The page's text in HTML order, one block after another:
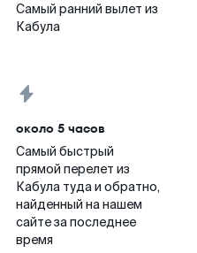
Самый ранний вылет из
Кабула
около 5 часов
Самый быстрый
прямой перелет из
Кабула туда и обратно,
найденный на нашем
сайте за последнее
время